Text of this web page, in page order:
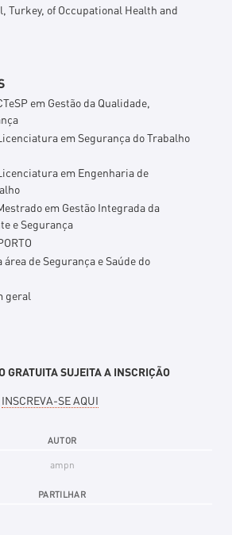
Turkey, of Occupational Health and
em Gestão da Qualidade,
em Segurança do Trabalho
em Engenharia de
em Gestão Integrada da
e Segurança
de Segurança e Saúde do
geral
GRATUITA SUJEITA A INSCRIÇÃO
INSCREVA-SE AQUI
AUTOR
ampn
PARTILHAR